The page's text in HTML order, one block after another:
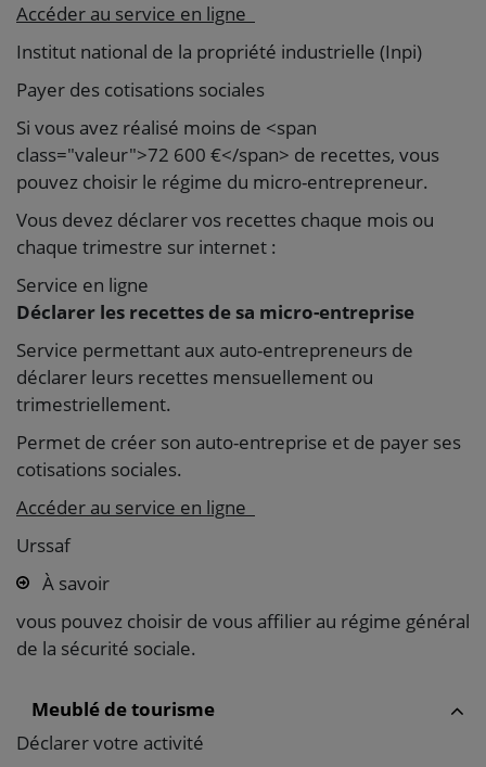
Accéder au service en ligne
Institut national de la propriété industrielle (Inpi)
Payer des cotisations sociales
Si vous avez réalisé moins de <span
class="valeur">72 600 €</span> de recettes, vous
pouvez choisir le régime du micro-entrepreneur.
Vous devez déclarer vos recettes chaque mois ou
chaque trimestre sur internet :
Service en ligne
Déclarer les recettes de sa micro-entreprise
Service permettant aux auto-entrepreneurs de
déclarer leurs recettes mensuellement ou
trimestriellement.
Permet de créer son auto-entreprise et de payer ses
cotisations sociales.
Accéder au service en ligne
Urssaf
À savoir
vous pouvez choisir de vous affilier au régime général
de la sécurité sociale.
Meublé de tourisme
Déclarer votre activité